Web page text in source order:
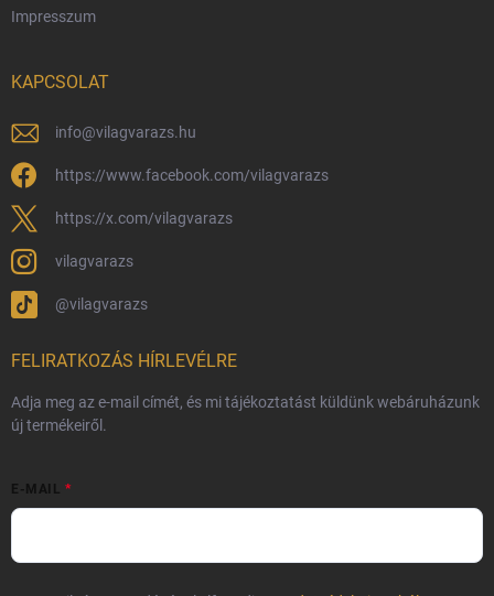
Hűségprogram
Általános Szerződési Feltételek
Adatvédelmi feltételek
Védjegyek és szerzői jogok
Fémjelzés és nemesfém-tájékoztató
Impresszum
KAPCSOLAT
info@vilagvarazs.hu
https://www.facebook.com/vilagvarazs
https://x.com/vilagvarazs
vilagvarazs
@vilagvarazs
FELIRATKOZÁS HÍRLEVÉLRE
Adja meg az e-mail címét, és mi tájékoztatást küldünk webáruházunk
új termékeiről.
E-MAIL